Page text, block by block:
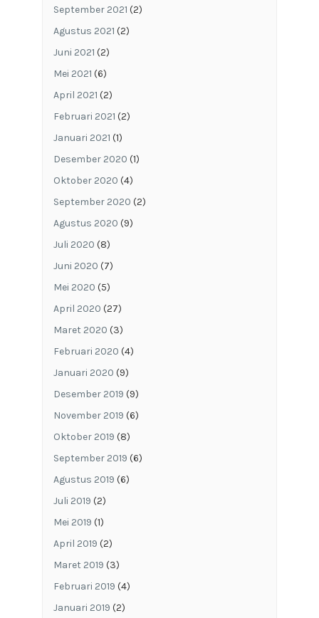
September 2021 (2)
Agustus 2021 (2)
Juni 2021 (2)
Mei 2021 (6)
April 2021 (2)
Februari 2021 (2)
Januari 2021 (1)
Desember 2020 (1)
Oktober 2020 (4)
September 2020 (2)
Agustus 2020 (9)
Juli 2020 (8)
Juni 2020 (7)
Mei 2020 (5)
April 2020 (27)
Maret 2020 (3)
Februari 2020 (4)
Januari 2020 (9)
Desember 2019 (9)
November 2019 (6)
Oktober 2019 (8)
September 2019 (6)
Agustus 2019 (6)
Juli 2019 (2)
Mei 2019 (1)
April 2019 (2)
Maret 2019 (3)
Februari 2019 (4)
Januari 2019 (2)